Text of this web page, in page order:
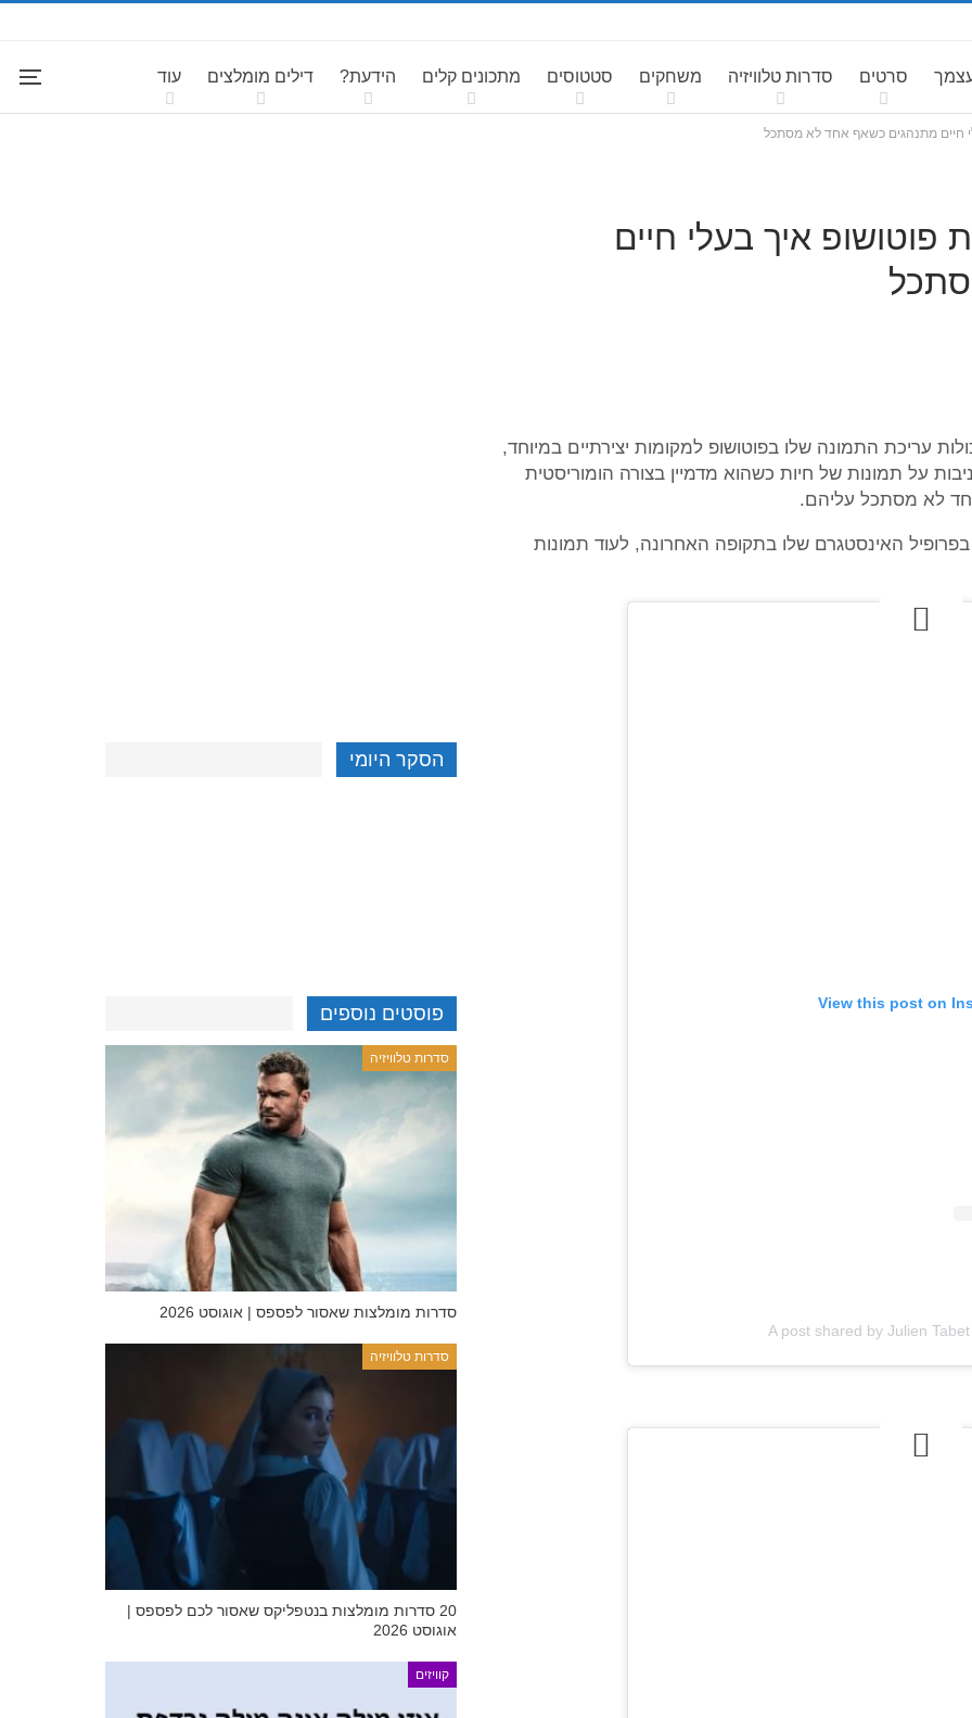
סרטים סדרות טלוויזיה משחקים סטטוסים מתכונים קלים הידעת? דילים מומלצים עוד
חיים מתנהגים כשאף אחד לא מסתכל
פוטושופ איך בעלי חיים
עריכת התמונה שלו בפוטושופ למקומות יצירתיים במיוחד,
על תמונות של חיות כשהוא מדמיין בצורה הומוריסטית
לא מסתכל עליהם.
פרסם בפרופיל האינסטגרם שלו בתקופה האחרונה, לעוד תמונות
View this post on
A post shared by Julien
הסקר היומי
פוסטים נוספים
סדרות טלוויזיה
סדרות מומלצות שאסור לפספס | אוגוסט 2026
סדרות טלוויזיה
20 סדרות מומלצות בנטפליקס שאסור לכם לפספס |
אוגוסט 2026
קוויזים